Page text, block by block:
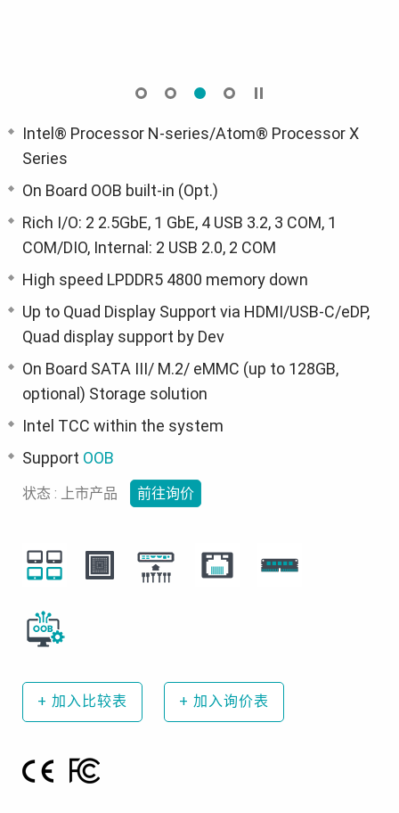
Intel® Processor N-series/Atom® Processor X
Series
On Board OOB built-in (Opt.)
Rich I/O: 2 2.5GbE, 1 GbE, 4 USB 3.2, 3 COM, 1
COM/DIO, Internal: 2 USB 2.0, 2 COM
High speed LPDDR5 4800 memory down
Up to Quad Display Support via HDMI/USB-C/eDP,
Quad display support by Dev
On Board SATA III/ M.2/ eMMC (up to 128GB,
optional) Storage solution
Intel TCC within the system
Support OOB
状态 : 上市产品 前往询价
+ 加入比较表 + 加入询价表